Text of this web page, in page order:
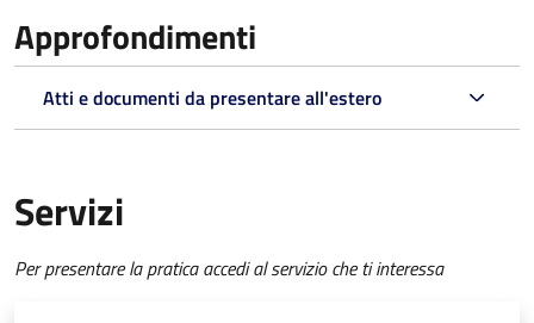
Approfondimenti
Atti e documenti da presentare all'estero
Servizi
Per presentare la pratica accedi al servizio che ti interessa